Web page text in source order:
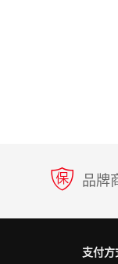
品牌
支付方